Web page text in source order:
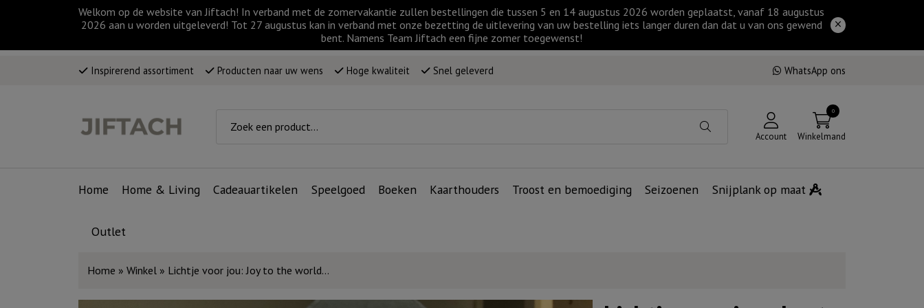
Welkom op de website van Jiftach! In verband met de zomervakantie zullen bestellingen die tussen 5 en 14 augustus 2026 worden geplaatst, vanaf 18 augustus
2026 aan u worden uitgeleverd! Tot 27 augustus kan in verband met onze bezetting de uitlevering van uw bestelling iets langer duren dan dat u van ons gewend
bent. Namens Team Jiftach een fijne zomer toegewenst!
Inspirerend assortiment Producten naar uw wens Hoge kwaliteit Snel geleverd WhatsApp ons
Account
0
Winkelmand
Home Home & Living Cadeauartikelen Speelgoed Boeken Kaarthouders Troost en bemoediging Seizoenen Snijplank op maat
Outlet
Home » Winkel » Lichtje voor jou: Joy to the world…